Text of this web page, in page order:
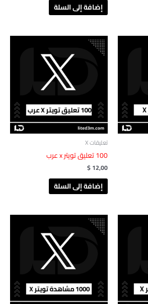
إضافة إلى السلة
تعليقات X
100 تعليق تويتر x عرب
$12,00
إضافة إلى السلة